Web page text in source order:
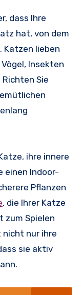
dass Ihre
hat, von dem
Katzen lieben
Insekten
Sie
ihre innere
einen Indoor-
Pflanzen
, die Ihrer Katze
zum Spielen
nicht nur ihre
sie aktiv